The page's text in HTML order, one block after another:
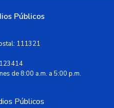
Públicos
111321
de 8:00 a.m. a 5:00 p.m.
Públicos